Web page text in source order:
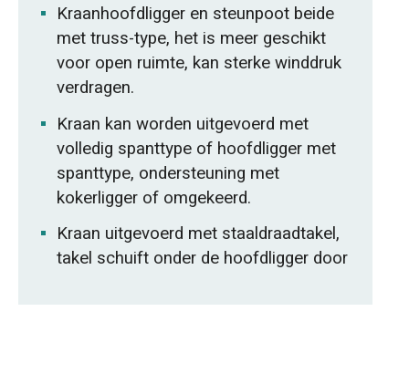
Kraanhoofdligger en steunpoot beide
met truss-type, het is meer geschikt
voor open ruimte, kan sterke winddruk
verdragen.
Kraan kan worden uitgevoerd met
volledig spanttype of hoofdligger met
spanttype, ondersteuning met
kokerligger of omgekeerd.
Kraan uitgevoerd met staaldraadtakel,
takel schuift onder de hoofdligger door